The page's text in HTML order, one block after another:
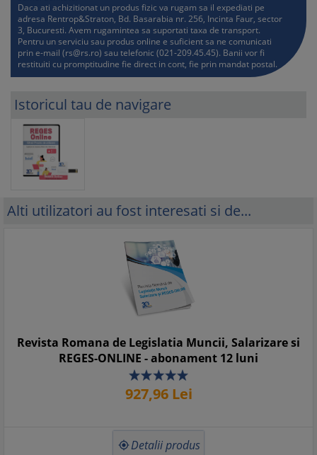
Daca ati achizitionat un produs fizic va rugam sa il expediati pe
adresa Rentrop&Straton, Bd. Basarabia nr. 256, Incinta Faur, sector
3, Bucuresti. Avem rugamintea sa suportati taxa de transport.
Pentru un serviciu sau produs online e suficient sa ne comunicati
prin e-mail (rs@rs.ro) sau telefonic (021-209.45.45). Banii vor fi
restituiti cu promptitudine fie direct in cont, fie prin mandat postal.
Istoricul tau de navigare
Alti utilizatori au fost interesati si de...
Revista Romana de Legislatia Muncii, Salarizare si
REGES-ONLINE - abonament 12 luni
927,96Lei
 Detalii produs